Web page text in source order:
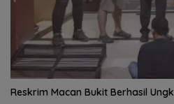
Reskrim Macan Bukit Berhasil